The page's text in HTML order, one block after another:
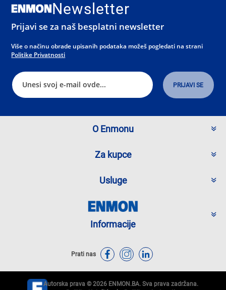
Newsletter
Prijavi se za naš besplatni newsletter
Više o načinu obrade upisanih podataka možeš pogledati na strani
Politike Privatnosti
O Enmonu
Za kupce
Usluge
Informacije
Prati nas
Autorska prava © 2026 ENMON.BA. Sva prava zadržana.